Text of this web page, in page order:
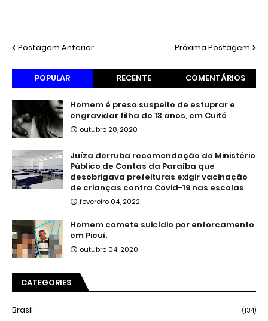
Postagem Anterior Próxima Postagem
POPULAR RECENTE COMENTÁRIOS
Homem é preso suspeito de estuprar e
engravidar filha de 13 anos, em Cuité
outubro 28, 2020
Juíza derruba recomendação do Ministério
Público de Contas da Paraíba que
desobrigava prefeituras exigir vacinação
de crianças contra Covid-19 nas escolas
fevereiro 04, 2022
Homem comete suicídio por enforcamento
em Picuí.
outubro 04, 2020
CATEGORIES
Brasil (134)